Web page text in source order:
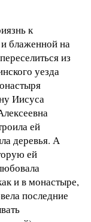
к
блаженной на
из
уезда
Иисуса
ей
деревья. А
ей
и в монастыре,
последние